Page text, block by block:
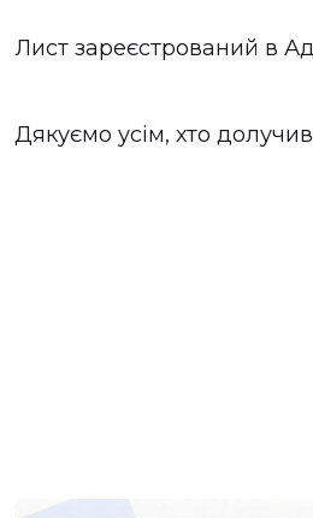
Лист зареєстрований в
Дякуємо усім, хто